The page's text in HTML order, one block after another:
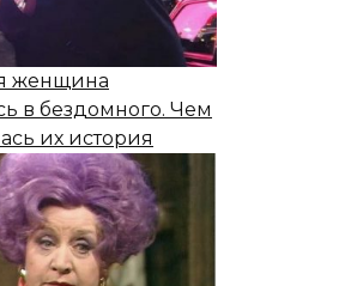
женщина
в бездомного. Чем
их история